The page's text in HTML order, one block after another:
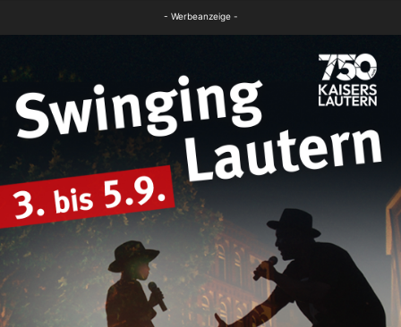
- Werbeanzeige -